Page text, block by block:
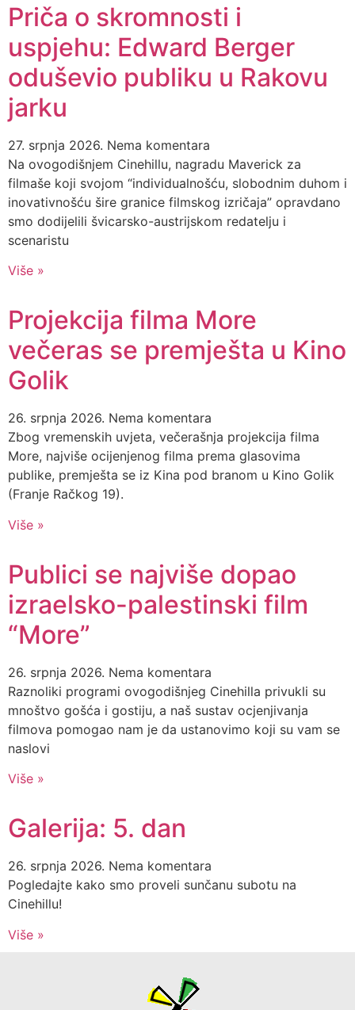
Priča o skromnosti i
uspjehu: Edward Berger
oduševio publiku u Rakovu
jarku
27. srpnja 2026. Nema komentara
Na ovogodišnjem Cinehillu, nagradu Maverick za
filmaše koji svojom “individualnošću, slobodnim duhom i
inovativnošću šire granice filmskog izričaja” opravdano
smo dodijelili švicarsko-austrijskom redatelju i
scenaristu
Više »
Projekcija filma More
večeras se premješta u Kino
Golik
26. srpnja 2026. Nema komentara
Zbog vremenskih uvjeta, večerašnja projekcija filma
More, najviše ocijenjenog filma prema glasovima
publike, premješta se iz Kina pod branom u Kino Golik
(Franje Račkog 19).
Više »
Publici se najviše dopao
izraelsko-palestinski film
“More”
26. srpnja 2026. Nema komentara
Raznoliki programi ovogodišnjeg Cinehilla privukli su
mnoštvo gošća i gostiju, a naš sustav ocjenjivanja
filmova pomogao nam je da ustanovimo koji su vam se
naslovi
Više »
Galerija: 5. dan
26. srpnja 2026. Nema komentara
Pogledajte kako smo proveli sunčanu subotu na
Cinehillu!
Više »